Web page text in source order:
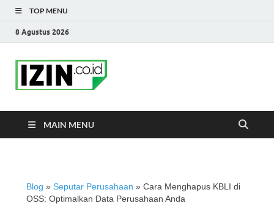
TOP MENU
8 Agustus 2026
MAIN MENU
Blog » Seputar Perusahaan » Cara Menghapus KBLI di
OSS: Optimalkan Data Perusahaan Anda